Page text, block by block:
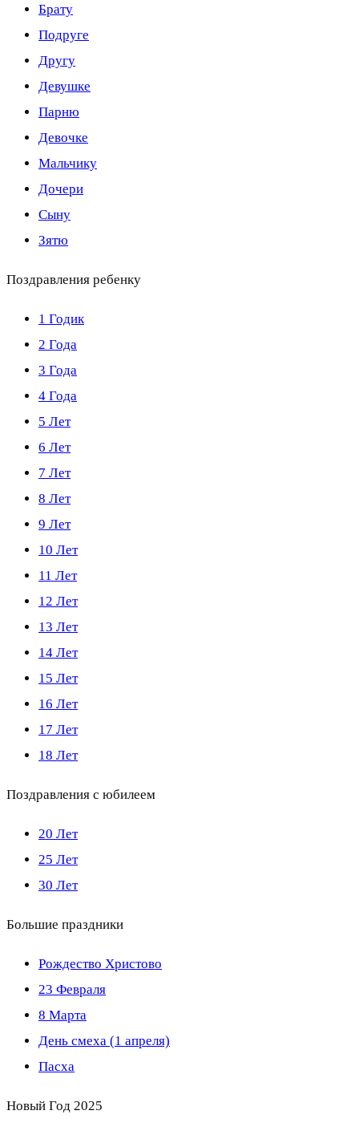
Брату
Подруге
Другу
Девушке
Парню
Девочке
Мальчику
Дочери
Сыну
Зятю
Поздравления ребенку
1 Годик
2 Года
3 Года
4 Года
5 Лет
6 Лет
7 Лет
8 Лет
9 Лет
10 Лет
11 Лет
12 Лет
13 Лет
14 Лет
15 Лет
16 Лет
17 Лет
18 Лет
Поздравления с юбилеем
20 Лет
25 Лет
30 Лет
Большие праздники
Рождество Христово
23 Февраля
8 Марта
День смеха (1 апреля)
Пасха
Новый Год 2025